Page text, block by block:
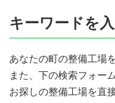
キーワードを
あなたの町の整備工場
また、下の検索フォー
お探しの整備工場を直